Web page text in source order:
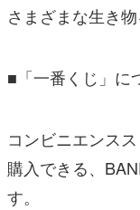
さまざまな生き物
■「一番くじ」に
コンビニエンス
購入できる、
す。